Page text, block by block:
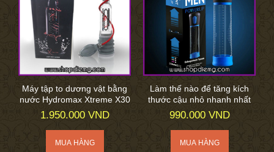
Máy tập to dương vật bằng
nước Hydromax Xtreme X30
1.950.000 VND
Làm thế nào để tăng kích
thước cậu nhỏ nhanh nhất
990.000 VND